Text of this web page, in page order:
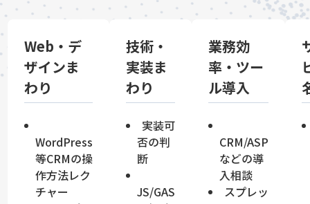
Web・デ
ザインま
わり
WordPress
等CRMの操
作方法レク
チャー
技術・
実装ま
わり
実装可
否の判
断
JS/GAS
業務効
率・ツー
ル導入
CRM/ASP
などの導
入相談
スプレッ